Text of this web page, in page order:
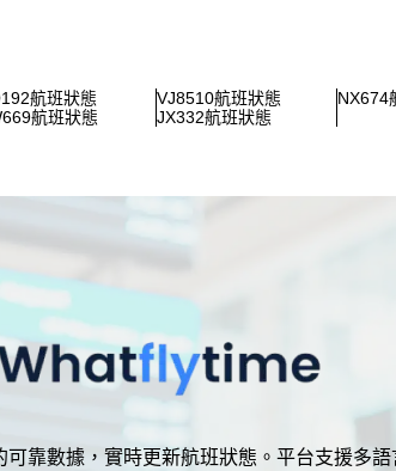
航班狀態 VJ8510航班狀態 NX674
航班狀態 JX332航班狀態
數據，實時更新航班狀態。平台支援多語